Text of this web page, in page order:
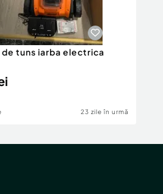
de tuns iarba electrica
23 zile în urmă